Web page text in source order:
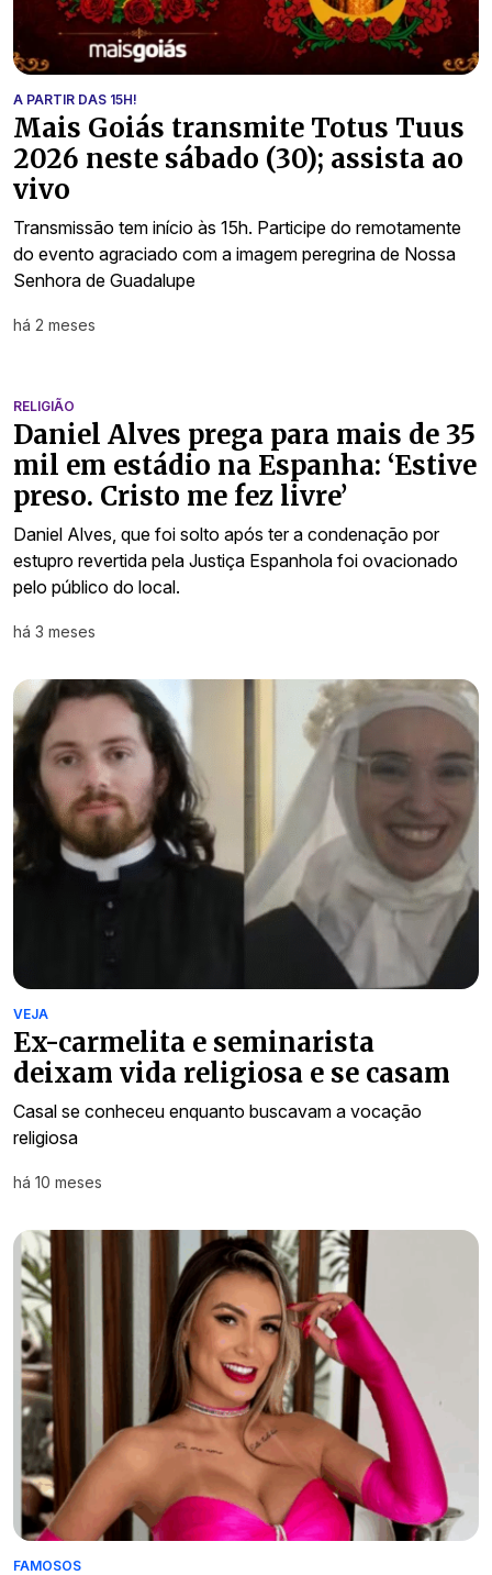
A PARTIR DAS 15H!
Mais Goiás transmite Totus Tuus
2026 neste sábado (30); assista ao
vivo
Transmissão tem início às 15h. Participe do remotamente
do evento agraciado com a imagem peregrina de Nossa
Senhora de Guadalupe
há 2 meses
RELIGIÃO
Daniel Alves prega para mais de 35
mil em estádio na Espanha: ‘Estive
preso. Cristo me fez livre’
Daniel Alves, que foi solto após ter a condenação por
estupro revertida pela Justiça Espanhola foi ovacionado
pelo público do local.
há 3 meses
VEJA
Ex-carmelita e seminarista
deixam vida religiosa e se casam
Casal se conheceu enquanto buscavam a vocação
religiosa
há 10 meses
FAMOSOS